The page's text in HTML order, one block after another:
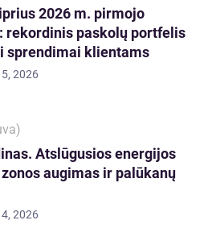
2026 m. pirmojo
rekordinis paskolų portfelis
sprendimai klientams
2026
Atslūgusios energijos
augimas ir palūkanų
2026